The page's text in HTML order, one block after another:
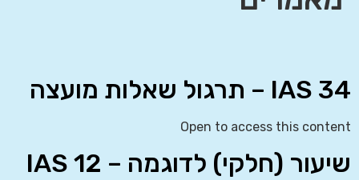
IAS 34 – תרגול שאלות מועצה
Open to access this content
שיעור (חלקי) לדוגמה – IAS 12